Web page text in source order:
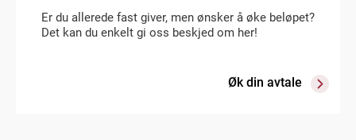
Er du allerede fast giver, men ønsker å øke beløpet?
Det kan du enkelt gi oss beskjed om her!
Øk din avtale